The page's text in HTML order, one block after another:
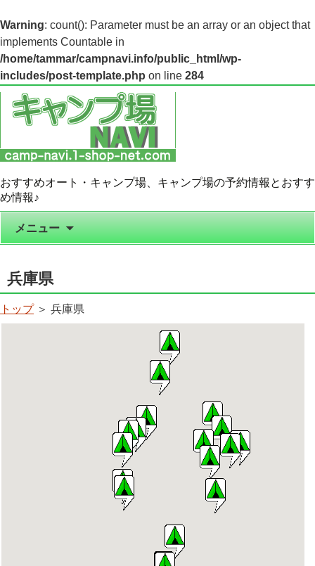
Warning: count(): Parameter must be an array or an object that
implements Countable in
/home/tammar/campnavi.info/public_html/wp-
includes/post-template.php on line 284
おすすめオート・キャンプ場、キャンプ場の予約情報とおすす
め情報♪
メニュー
兵庫県
トップ＞ 兵庫県